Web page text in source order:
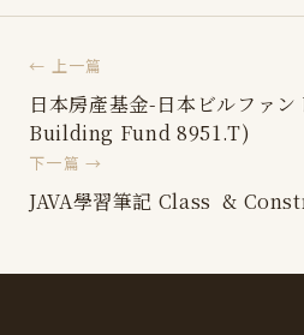
← 上一篇
日本房產基金-日本ビルファ
Building Fund 8951.T)
下一篇 →
JAVA學習筆記 Class &